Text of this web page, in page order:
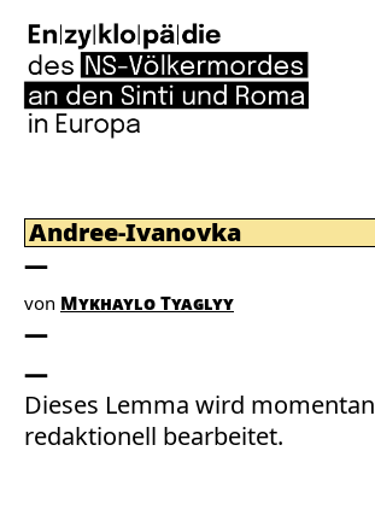
Andree-Ivanovka
von Mykhaylo Tyaglyy
Dieses Lemma wird momentan
redaktionell bearbeitet.